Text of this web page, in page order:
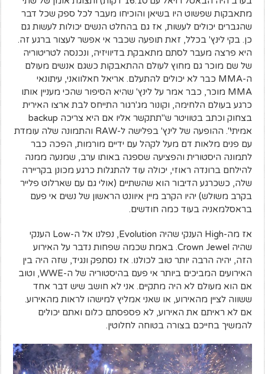
מתאבקות שפשוט היו בשיאן והוכיחו מעבר לכל ספק שכל דבר
שהגברים יכולים לעשות, אז גם בהחלט הנשים יכולות לעשות גם
כן. בקי לינץ' בכלל, זאת תופעה שכבר אי אפשר לעצור ברגע זה.
היא פרצה מעבר לסתם מתאבקת בדיוויזיה, ונכנסה לטריטוריה
של שם מוכר גם מחוץ לעולם ההתאבקות כשגם אנשים מעולם
ה-MMA כבר לא יכולים להתעלם. אריאל חאלוואני, עיתונאי
MMA מוכר, כבר אמר על לינץ' שהיא הסיפור שהכי מעניין אותו
כרגע בעולם הלחימה, וקונור מג'רגור התייחס לבת ארצו האירית
בצחוק וכתב בטוויטר ש"תתקשר אליו אם היא צריכה backup
אמיתי". ההופעה של לינץ' בפלישה ל-RAW והתמונה שלה עומדת
עם פנים מלאות דם מעל לקהל עם ידיים מורמות, הפכה כבר
לתמונה היסטורית והפציעה שספגה באותו ערב, שמנעה ממנה
להילחם ברונדה ראוזי, יכולה עוד להתגלות כרגע מכונן בקריירה
שלה, כשכרגע הדיבור הוא שהשתיים (אולי גם עם שארלוט פלייר
בקרב משולש) יהיו הקרב מיין איוונט הראשון של נשים אי פעם
בראסלמאניה בעוד כמה חודשים.
אז מה-High הענקי שהיה Evolution, נפלנו אל ה-Low הענקי
שהיה Crown Jewel. באמת שכמה שפחות נדבר על האירוע
הזה, יהיה הרבה יותר טוב לכולנו. אז נסתפק ונגיד, שזה היה בין
האירועים המביכים ביותר אי פעם בהיסטוריה של ה-WWE, וטוב
אם הוא מעולם לא היה מתקיים. אני לא חושב שיש דבר אחד
ששווה לציין מהאירוע, או שאני אמליץ למישהו לראות מהאירוע.
אם לא ראיתם את האירוע, לא פספסתם כלום ואתם יכולים
להמשיך בחייכם בצורה בטוחה לחלוטין.